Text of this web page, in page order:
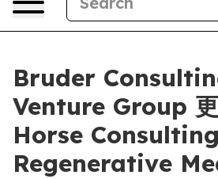
Bruder
Venture Group
Horse Consulting
Regenerative